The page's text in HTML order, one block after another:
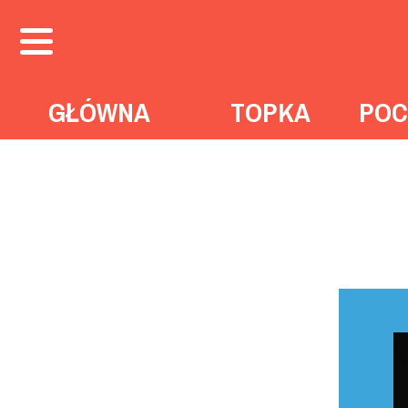
GŁÓWNA TOPKA